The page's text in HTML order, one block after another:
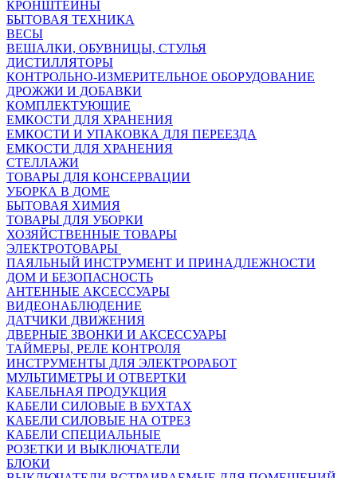
КРОНШТЕЙНЫ
БЫТОВАЯ ТЕХНИКА
ВЕСЫ
ВЕШАЛКИ, ОБУВНИЦЫ, СТУЛЬЯ
ДИСТИЛЛЯТОРЫ
КОНТРОЛЬНО-ИЗМЕРИТЕЛЬНОЕ ОБОРУДОВАНИЕ
ДРОЖЖИ И ДОБАВКИ
КОМПЛЕКТУЮЩИЕ
ЕМКОСТИ ДЛЯ ХРАНЕНИЯ
ЕМКОСТИ И УПАКОВКА ДЛЯ ПЕРЕЕЗДА
ЕМКОСТИ ДЛЯ ХРАНЕНИЯ
СТЕЛЛАЖИ
ТОВАРЫ ДЛЯ КОНСЕРВАЦИИ
УБОРКА В ДОМЕ
БЫТОВАЯ ХИМИЯ
ТОВАРЫ ДЛЯ УБОРКИ
ХОЗЯЙСТВЕННЫЕ ТОВАРЫ
ЭЛЕКТРОТОВАРЫ
ПАЯЛЬНЫЙ ИНСТРУМЕНТ И ПРИНАДЛЕЖНОСТИ
ДОМ И БЕЗОПАСНОСТЬ
АНТЕННЫЕ АКСЕССУАРЫ
ВИДЕОНАБЛЮДЕНИЕ
ДАТЧИКИ ДВИЖЕНИЯ
ДВЕРНЫЕ ЗВОНКИ И АКСЕССУАРЫ
ТАЙМЕРЫ, РЕЛЕ КОНТРОЛЯ
ИНСТРУМЕНТЫ ДЛЯ ЭЛЕКТРОРАБОТ
МУЛЬТИМЕТРЫ И ОТВЕРТКИ
КАБЕЛЬНАЯ ПРОДУКЦИЯ
КАБЕЛИ СИЛОВЫЕ В БУХТАХ
КАБЕЛИ СИЛОВЫЕ НА ОТРЕЗ
КАБЕЛИ СПЕЦИАЛЬНЫЕ
РОЗЕТКИ И ВЫКЛЮЧАТЕЛИ
БЛОКИ